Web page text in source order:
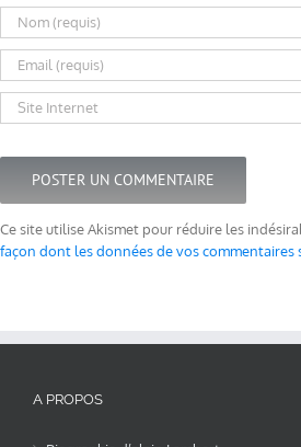
Ce site utilise Akismet pour réduire les
façon dont les données de vos commentaires
A PROPOS